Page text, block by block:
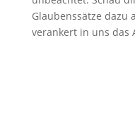
Glaubenssätze dazu
verankert in uns das